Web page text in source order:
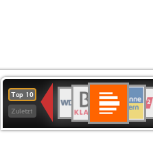
Top 10
Zuletzt
Deutschlandfunk
80er
90er
OLDIE
ANTENNE
SWR3
4
BR-
KLASSIK
Deutschlandfunk
Kultur
ANTENNE
BAYERN
SWR
Kultur
NDR
2